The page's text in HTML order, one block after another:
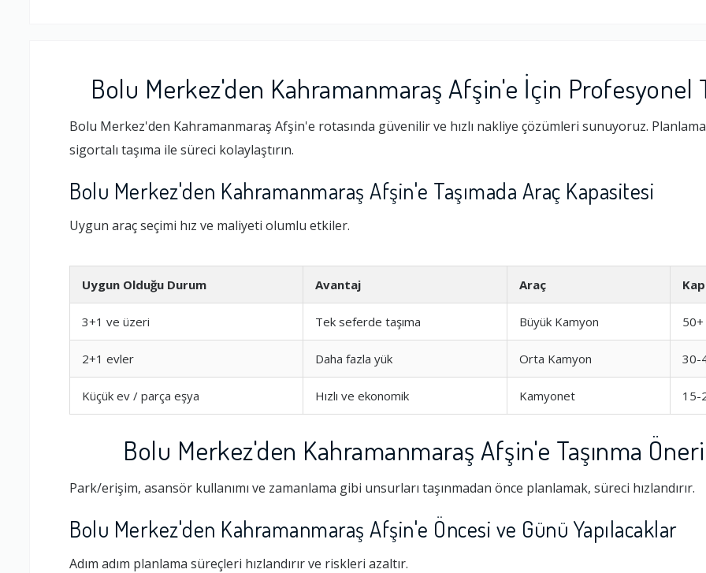
Bolu Merkez'den Kahramanmaraş Afşin'e İçin Profesyonel
Bolu Merkez'den Kahramanmaraş Afşin'e rotasında güvenilir ve hızlı nakliye çözümleri sunuyoruz.
sigortalı taşıma ile süreci kolaylaştırın.
Bolu Merkez'den Kahramanmaraş Afşin'e Taşımada Araç Kapasitesi
Uygun araç seçimi hız ve maliyeti olumlu etkiler.
Uygun Olduğu Durum Avantaj Araç
3+1 ve üzeri Tek seferde taşıma Büyük Kamyon 50+
2+1 evler Daha fazla yük Orta Kamyon 30-
Küçük ev / parça eşya Hızlı ve ekonomik Kamyonet 15-
Bolu Merkez'den Kahramanmaraş Afşin'e Taşınma
Park/erişim, asansör kullanımı ve zamanlama gibi unsurları taşınmadan önce planlamak, süreci hızlandırır.
Bolu Merkez'den Kahramanmaraş Afşin'e Öncesi ve Günü Yapılacaklar
Adım adım planlama süreçleri hızlandırır ve riskleri azaltır.